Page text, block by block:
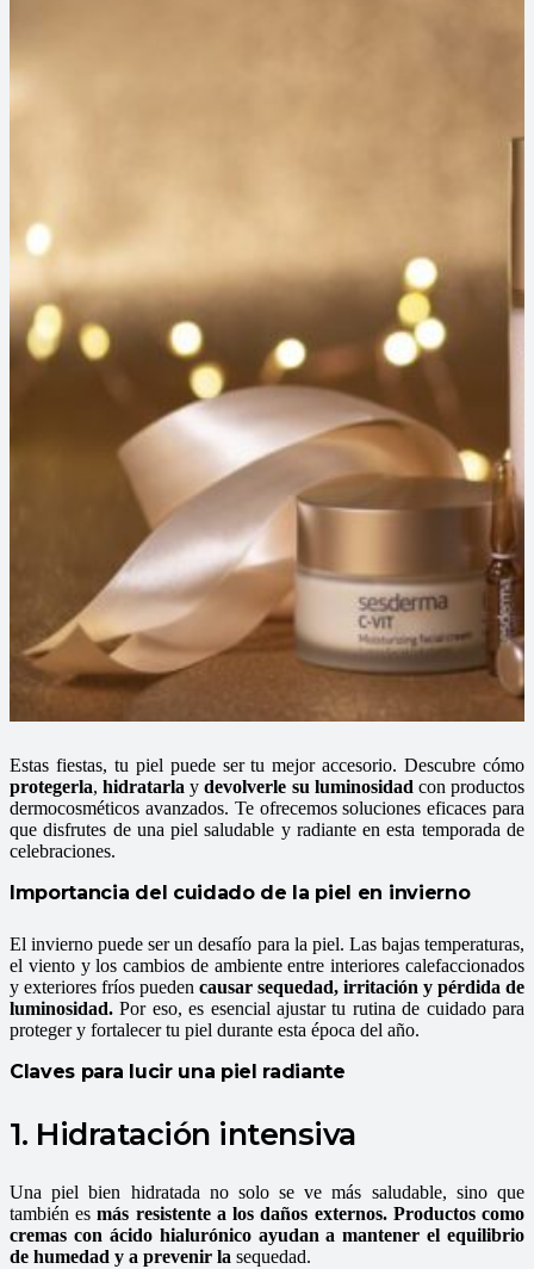
Estas fiestas, tu piel puede ser tu mejor accesorio. Descubre cómo
protegerla,hidratarla ydevolverle su luminosidad con productos
dermocosméticos avanzados. Te ofrecemos soluciones eficaces para
que disfrutes de una piel saludable y radiante en esta temporada de
celebraciones.
Importancia del cuidado de la piel en invierno
El invierno puede ser un desafío para la piel. Las bajas temperaturas,
el viento y los cambios de ambiente entre interiores calefaccionados
y exteriores fríos pueden causar sequedad, irritación y pérdida de
luminosidad. Por eso, es esencial ajustar tu rutina de cuidado para
proteger y fortalecer tu piel durante esta época del año.
Claves para lucir una piel radiante
1. Hidratación intensiva
Una piel bien hidratada no solo se ve más saludable, sino que
también esmás resistente a los daños externos. Productos como
cremas con ácido hialurónico ayudan a mantener el equilibrio
de humedad y a prevenir la sequedad.